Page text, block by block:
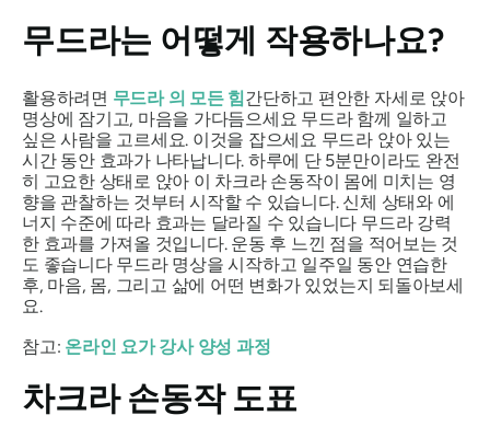
무드라는 어떻게 작용하나요?
활용하려면 무드라의 모든 힘간단하고 편안한 자세로 앉아
명상에 잠기고, 마음을 가다듬으세요 무드라함께 일하고
싶은 사람을 고르세요. 이것을 잡으세요 무드라 앉아 있는
시간 동안 효과가 나타납니다. 하루에 단 5분만이라도 완전
히 고요한 상태로 앉아 이 차크라 손동작이 몸에 미치는 영
향을 관찰하는 것부터 시작할 수 있습니다. 신체 상태와 에
너지 수준에 따라 효과는 달라질 수 있습니다 무드라강력
한 효과를 가져올 것입니다. 운동 후 느낀 점을 적어보는 것
도 좋습니다 무드라명상을 시작하고 일주일 동안 연습한
후, 마음, 몸, 그리고 삶에 어떤 변화가 있었는지 되돌아보세
요.
참고: 온라인 요가 강사 양성 과정
차크라 손동작 도표